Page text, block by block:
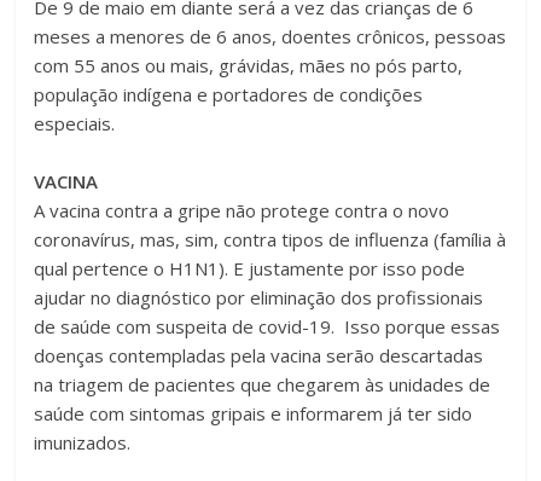
De 9 de maio em diante será a vez das crianças de 6
meses a menores de 6 anos, doentes crônicos, pessoas
com 55 anos ou mais, grávidas, mães no pós parto,
população indígena e portadores de condições
especiais.
VACINA
A vacina contra a gripe não protege contra o novo
coronavírus, mas, sim, contra tipos de influenza (família à
qual pertence o H1N1). E justamente por isso pode
ajudar no diagnóstico por eliminação dos profissionais
de saúde com suspeita de covid-19. Isso porque essas
doenças contempladas pela vacina serão descartadas
na triagem de pacientes que chegarem às unidades de
saúde com sintomas gripais e informarem já ter sido
imunizados.